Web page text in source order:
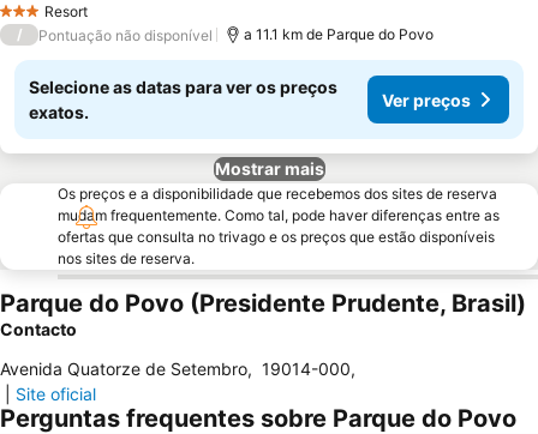
3 EstrelasResort
/ Pontuação não disponível a 11.1 km de Parque do Povo
Selecione as datas para ver os preços
exatos.
Ver preços
Mostrar mais
Os preços e a disponibilidade que recebemos dos sites de reserva
mudam frequentemente. Como tal, pode haver diferenças entre as
ofertas que consulta no trivago e os preços que estão disponíveis
nos sites de reserva.
Parque do Povo (Presidente Prudente, Brasil)
Contacto
Avenida Quatorze de Setembro, 19014-000,
Site oficial
Perguntas frequentes sobre Parque do Povo